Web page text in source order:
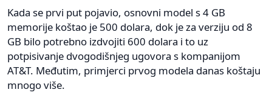
Kada se prvi put pojavio, osnovni model s 4 GB
memorije koštao je 500 dolara, dok je za verziju od 8
GB bilo potrebno izdvojiti 600 dolara i to uz
potpisivanje dvogodišnjeg ugovora s kompanijom
AT&T. Međutim, primjerci prvog modela danas koštaju
mnogo više.